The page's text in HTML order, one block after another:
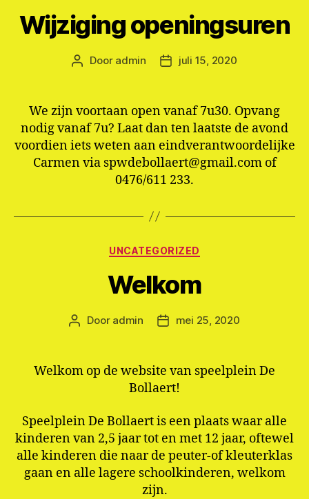
Wijziging openingsuren
Berichtauteur
Door admin Berichtdatum
juli 15, 2020
We zijn voortaan open vanaf 7u30. Opvang
nodig vanaf 7u? Laat dan ten laatste de avond
voordien iets weten aan eindverantwoordelijke
Carmen via spwdebollaert@gmail.com of
0476/611 233.
Categorieën
UNCATEGORIZED
Welkom
Berichtauteur
Door admin Berichtdatum
mei 25, 2020
Welkom op de website van speelplein De
Bollaert!
Speelplein De Bollaert is een plaats waar alle
kinderen van 2,5 jaar tot en met 12 jaar, oftewel
alle kinderen die naar de peuter-of kleuterklas
gaan en alle lagere schoolkinderen, welkom
zijn.